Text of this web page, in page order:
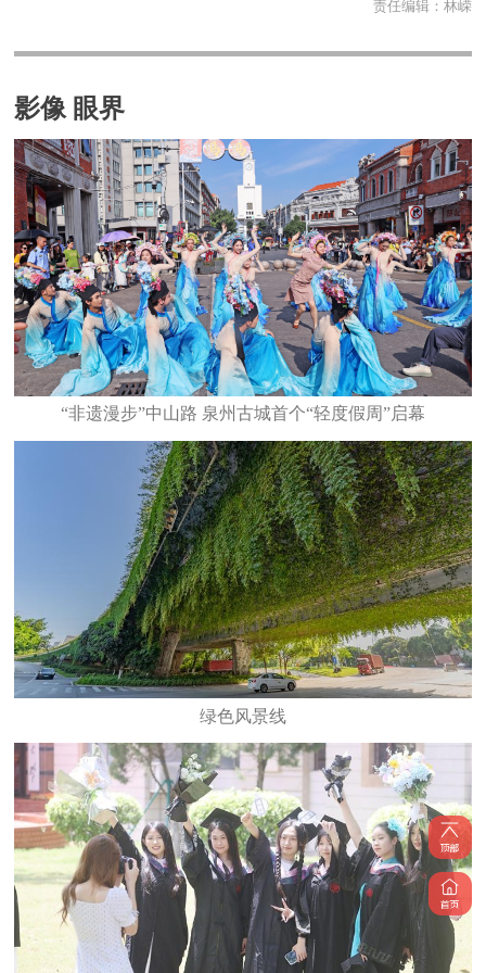
责任编辑： 林嵘
影像 眼界
“非遗漫步”中山路 泉州古城首个“轻度假周”启幕
绿色风景线